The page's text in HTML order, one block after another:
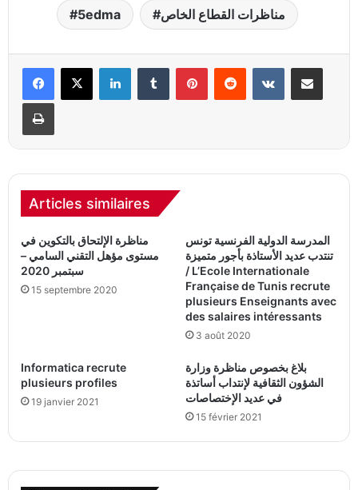
5edma مناظرات القطاع الخاص
Articles similaires
مناظرة الإلتحاق بالتكوين في
مستوى مؤهل التقني السامي –
سبتمبر 2020
15 septembre 2020
المدرسة الدولية الفرنسية تونس
تنتدب عديد الأستاذة بأجور متميزة
/ L’Ecole Internationale
Française de Tunis recrute
plusieurs Enseignants avec
des salaires intéressants
3 août 2020
Informatica recrute
plusieurs profiles
19 janvier 2021
بلاغ بخصوص مناظرة وزارة
الشؤون الثقافية لإنتداب أساتذة
في عديد الإختصاصات
15 février 2021